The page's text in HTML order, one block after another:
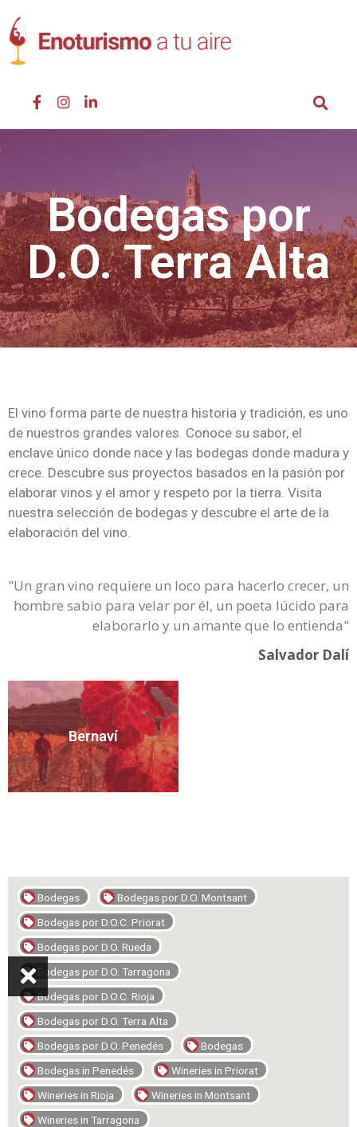
Bodegas por
D.O. Terra Alta
El vino forma parte de nuestra historia y tradición, es uno
de nuestros grandes valores. Conoce su sabor, el
enclave único donde nace y las bodegas donde madura y
crece. Descubre sus proyectos basados en la pasión por
elaborar vinos y el amor y respeto por la tierra. Visita
nuestra selección de bodegas y descubre el arte de la
elaboración del vino.
"Un gran vino requiere un loco para hacerlo crecer, un
hombre sabio para velar por él, un poeta lúcido para
elaborarlo y un amante que lo entienda"
Salvador Dalí
Bernaví
Bodegas
Bodegas por D.O. Montsant
Bodegas por D.O.C. Priorat
Bodegas por D.O. Rueda
Bodegas por D.O. Tarragona
Bodegas por D.O.C. Rioja
Bodegas por D.O. Terra Alta
Bodegas por D.O. Penedés
Bodegas
Bodegas in Penedés
Wineries in Priorat
Wineries in Rioja
Wineries in Montsant
Wineries in Tarragona